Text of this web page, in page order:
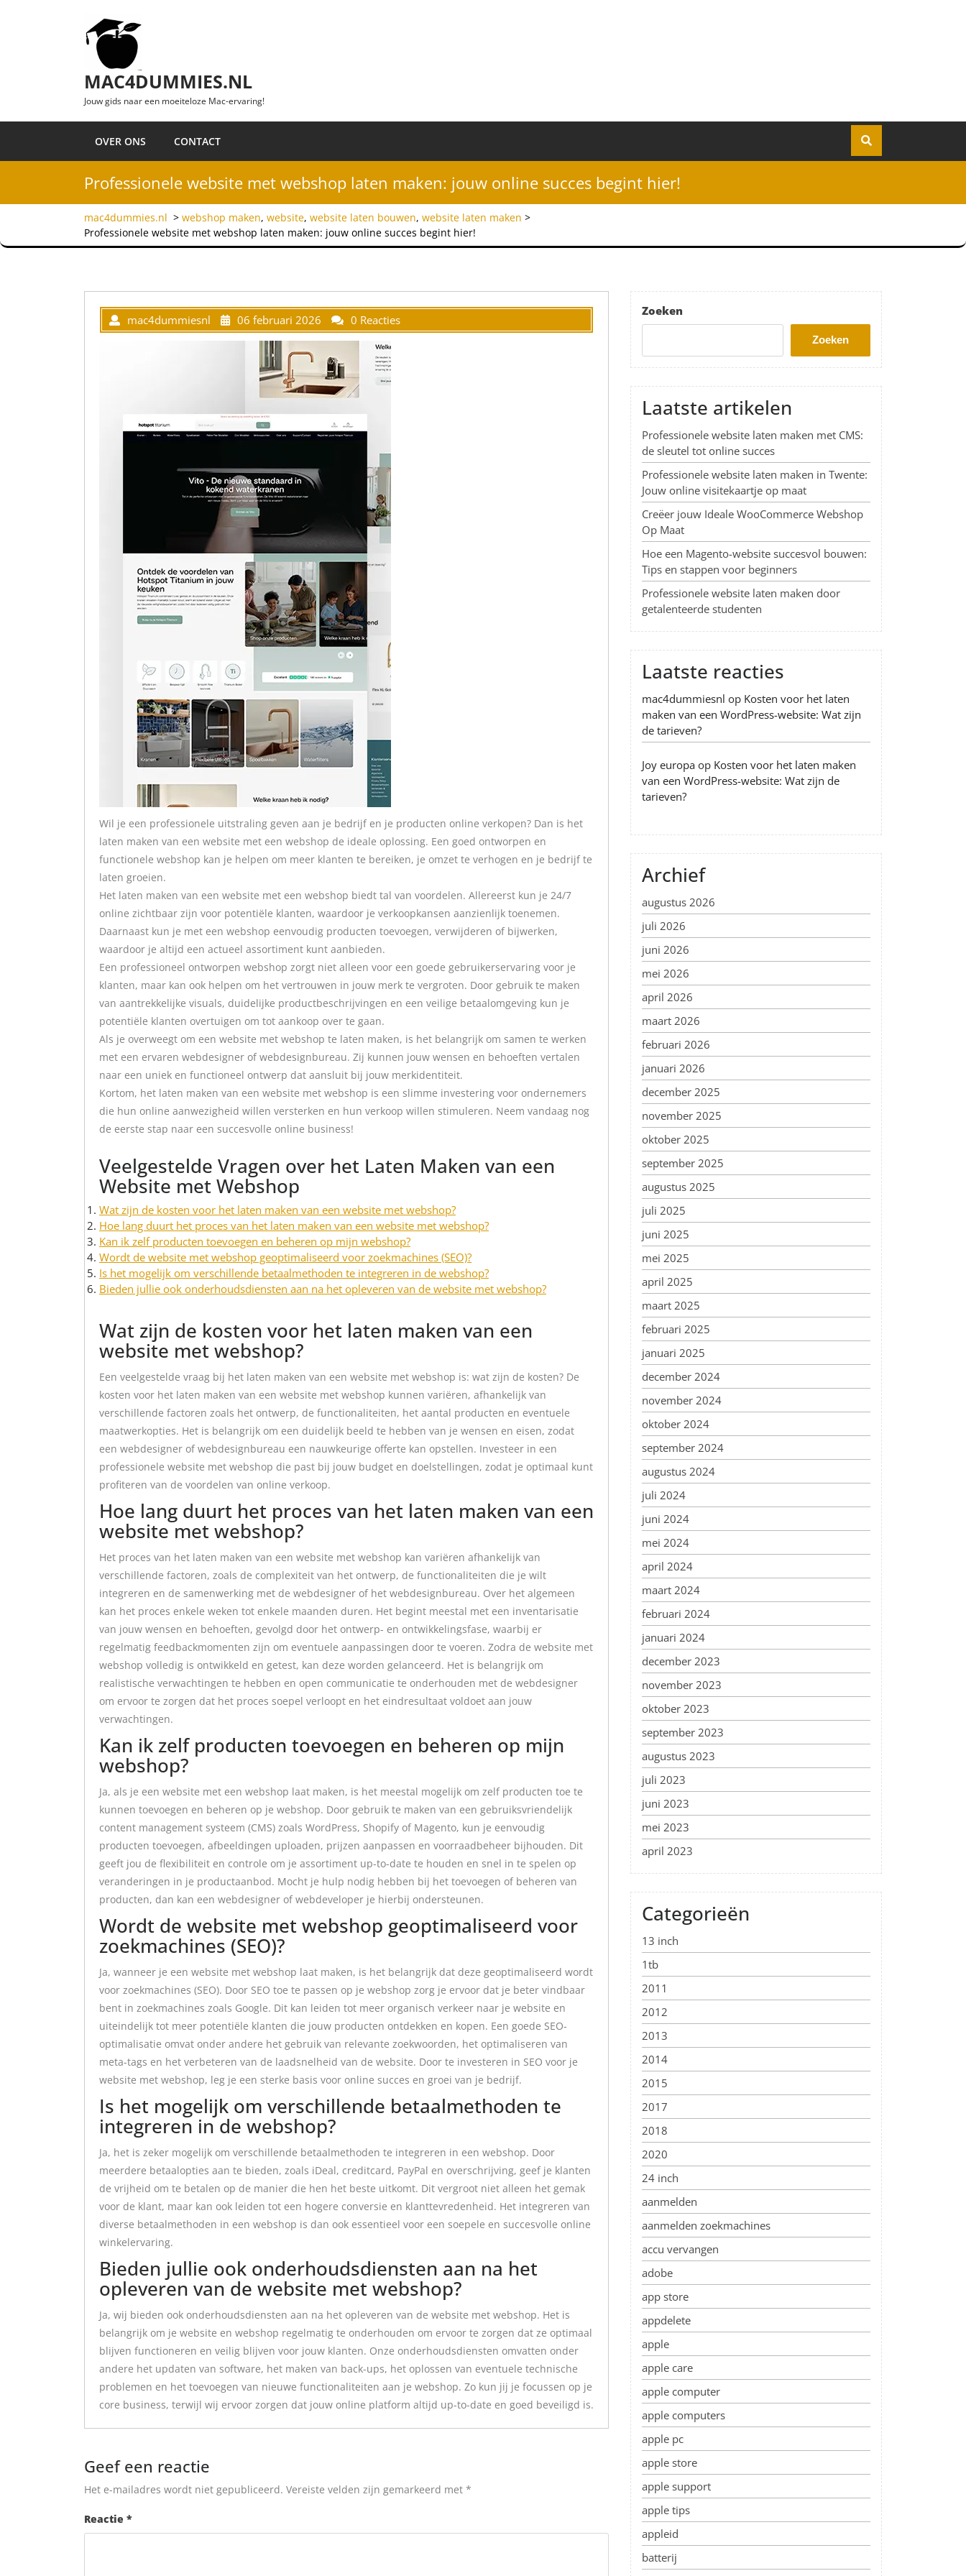
MAC4DUMMIES.NL
Jouw gids naar een moeiteloze Mac-ervaring!
OVER ONS CONTACT
Professionele website met webshop laten maken: jouw online succes begint hier!
mac4dummies.nl > webshop maken, website, website laten bouwen, website laten maken >
Professionele website met webshop laten maken: jouw online succes begint hier!
mac4dummiesnl 06 februari 2026 0 Reacties
Wil je een professionele uitstraling geven aan je bedrijf en je producten online verkopen? Dan is het
laten maken van een website met een webshop de ideale oplossing. Een goed ontworpen en
functionele webshop kan je helpen om meer klanten te bereiken, je omzet te verhogen en je bedrijf te
laten groeien.
Het laten maken van een website met een webshop biedt tal van voordelen. Allereerst kun je 24/7
online zichtbaar zijn voor potentiële klanten, waardoor je verkoopkansen aanzienlijk toenemen.
Daarnaast kun je met een webshop eenvoudig producten toevoegen, verwijderen of bijwerken,
waardoor je altijd een actueel assortiment kunt aanbieden.
Een professioneel ontworpen webshop zorgt niet alleen voor een goede gebruikerservaring voor je
klanten, maar kan ook helpen om het vertrouwen in jouw merk te vergroten. Door gebruik te maken
van aantrekkelijke visuals, duidelijke productbeschrijvingen en een veilige betaalomgeving kun je
potentiële klanten overtuigen om tot aankoop over te gaan.
Als je overweegt om een website met webshop te laten maken, is het belangrijk om samen te werken
met een ervaren webdesigner of webdesignbureau. Zij kunnen jouw wensen en behoeften vertalen
naar een uniek en functioneel ontwerp dat aansluit bij jouw merkidentiteit.
Kortom, het laten maken van een website met webshop is een slimme investering voor ondernemers
die hun online aanwezigheid willen versterken en hun verkoop willen stimuleren. Neem vandaag nog
de eerste stap naar een succesvolle online business!
Veelgestelde Vragen over het Laten Maken van een
Website met Webshop
Wat zijn de kosten voor het laten maken van een website met webshop?
Hoe lang duurt het proces van het laten maken van een website met webshop?
Kan ik zelf producten toevoegen en beheren op mijn webshop?
Wordt de website met webshop geoptimaliseerd voor zoekmachines (SEO)?
Is het mogelijk om verschillende betaalmethoden te integreren in de webshop?
Bieden jullie ook onderhoudsdiensten aan na het opleveren van de website met webshop?
Wat zijn de kosten voor het laten maken van een
website met webshop?
Een veelgestelde vraag bij het laten maken van een website met webshop is: wat zijn de kosten? De
kosten voor het laten maken van een website met webshop kunnen variëren, afhankelijk van
verschillende factoren zoals het ontwerp, de functionaliteiten, het aantal producten en eventuele
maatwerkopties. Het is belangrijk om een duidelijk beeld te hebben van je wensen en eisen, zodat
een webdesigner of webdesignbureau een nauwkeurige offerte kan opstellen. Investeer in een
professionele website met webshop die past bij jouw budget en doelstellingen, zodat je optimaal kunt
profiteren van de voordelen van online verkoop.
Hoe lang duurt het proces van het laten maken van een
website met webshop?
Het proces van het laten maken van een website met webshop kan variëren afhankelijk van
verschillende factoren, zoals de complexiteit van het ontwerp, de functionaliteiten die je wilt
integreren en de samenwerking met de webdesigner of het webdesignbureau. Over het algemeen
kan het proces enkele weken tot enkele maanden duren. Het begint meestal met een inventarisatie
van jouw wensen en behoeften, gevolgd door het ontwerp- en ontwikkelingsfase, waarbij er
regelmatig feedbackmomenten zijn om eventuele aanpassingen door te voeren. Zodra de website met
webshop volledig is ontwikkeld en getest, kan deze worden gelanceerd. Het is belangrijk om
realistische verwachtingen te hebben en open communicatie te onderhouden met de webdesigner
om ervoor te zorgen dat het proces soepel verloopt en het eindresultaat voldoet aan jouw
verwachtingen.
Kan ik zelf producten toevoegen en beheren op mijn
webshop?
Ja, als je een website met een webshop laat maken, is het meestal mogelijk om zelf producten toe te
kunnen toevoegen en beheren op je webshop. Door gebruik te maken van een gebruiksvriendelijk
content management systeem (CMS) zoals WordPress, Shopify of Magento, kun je eenvoudig
producten toevoegen, afbeeldingen uploaden, prijzen aanpassen en voorraadbeheer bijhouden. Dit
geeft jou de flexibiliteit en controle om je assortiment up-to-date te houden en snel in te spelen op
veranderingen in je productaanbod. Mocht je hulp nodig hebben bij het toevoegen of beheren van
producten, dan kan een webdesigner of webdeveloper je hierbij ondersteunen.
Wordt de website met webshop geoptimaliseerd voor
zoekmachines (SEO)?
Ja, wanneer je een website met webshop laat maken, is het belangrijk dat deze geoptimaliseerd wordt
voor zoekmachines (SEO). Door SEO toe te passen op je webshop zorg je ervoor dat je beter vindbaar
bent in zoekmachines zoals Google. Dit kan leiden tot meer organisch verkeer naar je website en
uiteindelijk tot meer potentiële klanten die jouw producten ontdekken en kopen. Een goede SEO-
optimalisatie omvat onder andere het gebruik van relevante zoekwoorden, het optimaliseren van
meta-tags en het verbeteren van de laadsnelheid van de website. Door te investeren in SEO voor je
website met webshop, leg je een sterke basis voor online succes en groei van je bedrijf.
Is het mogelijk om verschillende betaalmethoden te
integreren in de webshop?
Ja, het is zeker mogelijk om verschillende betaalmethoden te integreren in een webshop. Door
meerdere betaalopties aan te bieden, zoals iDeal, creditcard, PayPal en overschrijving, geef je klanten
de vrijheid om te betalen op de manier die hen het beste uitkomt. Dit vergroot niet alleen het gemak
voor de klant, maar kan ook leiden tot een hogere conversie en klanttevredenheid. Het integreren van
diverse betaalmethoden in een webshop is dan ook essentieel voor een soepele en succesvolle online
winkelervaring.
Bieden jullie ook onderhoudsdiensten aan na het
opleveren van de website met webshop?
Ja, wij bieden ook onderhoudsdiensten aan na het opleveren van de website met webshop. Het is
belangrijk om je website en webshop regelmatig te onderhouden om ervoor te zorgen dat ze optimaal
blijven functioneren en veilig blijven voor jouw klanten. Onze onderhoudsdiensten omvatten onder
andere het updaten van software, het maken van back-ups, het oplossen van eventuele technische
problemen en het toevoegen van nieuwe functionaliteiten aan je webshop. Zo kun jij je focussen op je
core business, terwijl wij ervoor zorgen dat jouw online platform altijd up-to-date en goed beveiligd is.
Geef een reactie
Het e-mailadres wordt niet gepubliceerd. Vereiste velden zijn gemarkeerd met *
Reactie *
Zoeken
Zoeken
Laatste artikelen
Professionele website laten maken met CMS:
de sleutel tot online succes
Professionele website laten maken in Twente:
Jouw online visitekaartje op maat
Creëer jouw Ideale WooCommerce Webshop
Op Maat
Hoe een Magento-website succesvol bouwen:
Tips en stappen voor beginners
Professionele website laten maken door
getalenteerde studenten
Laatste reacties
mac4dummiesnl op Kosten voor het laten
maken van een WordPress-website: Wat zijn
de tarieven?
Joy europa op Kosten voor het laten maken
van een WordPress-website: Wat zijn de
tarieven?
Archief
augustus 2026
juli 2026
juni 2026
mei 2026
april 2026
maart 2026
februari 2026
januari 2026
december 2025
november 2025
oktober 2025
september 2025
augustus 2025
juli 2025
juni 2025
mei 2025
april 2025
maart 2025
februari 2025
januari 2025
december 2024
november 2024
oktober 2024
september 2024
augustus 2024
juli 2024
juni 2024
mei 2024
april 2024
maart 2024
februari 2024
januari 2024
december 2023
november 2023
oktober 2023
september 2023
augustus 2023
juli 2023
juni 2023
mei 2023
april 2023
Categorieën
13 inch
1tb
2011
2012
2013
2014
2015
2017
2018
2020
24 inch
aanmelden
aanmelden zoekmachines
accu vervangen
adobe
app store
appdelete
apple
apple care
apple computer
apple computers
apple pc
apple store
apple support
apple tips
appleid
batterij